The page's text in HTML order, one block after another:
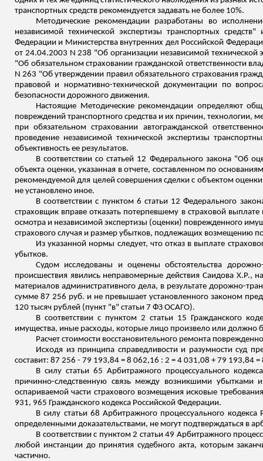
транспортных средств рекомендуется задавать не более 10%.
Методические рекомендации разработаны во
независимой технической экспертизы транспортных
Федерации и Министерства внутренних дел Российской
от 24.04.2003 N 238 "Об организации независимой технической
"Об обязательном страховании гражданской ответственности
N 263 "Об утверждении правил обязательного страхования
правовой и нормативно-технической документации по
безопасности дорожного движения.
Настоящие Методические рекомендации определяют
повреждений транспортного средства и их причин, технологии,
при обязательном страховании автогражданской
проведение независимой технической экспертизы
объективность ее результатов.
В соответствии со статьей 12 Федерального закона "Об
объекта оценки, указанная в отчете, составленном по
рекомендуемой для целей совершения сделки с объектом
не установлено иное.
В соответствии с пунктом 6 статьи 12 Федерального
страховщик вправе отказать потерпевшему в страховой
осмотра и независимой экспертизы (оценки) поврежденного
страхового случая и размер убытков, подлежащих возмещению по
Из указанной нормы следует, что отказ в выплате
убытков.
Судом исследованы и оценены обстоятельства
происшествия явились неправомерные действия СаидоваХ.Р.,
материалов административного дела, в результате дорожно-
сумме 87 256 руб. и не превышает установленного законом
120 тысяч рублей (пункт "в" статьи 7 ФЗ ОСАГО).
В соответствии с пунктом 2 статьи 15 Гражданского
имущества, иные расходы, которые лицо произвело или должно
Расчет стоимости восстановительного ремонта
Исходя из принципа справедливости и разумности суд
составит: 87 256 - 79 193,84 = 8 062,16 : 2 = 4 031,08 + 79 193,84
В силу статьи 65 Арбитражного процессуального
причинно-следственную связь между возникшими
оспариваемой части страхового возмещения исковые
931, 965 Гражданского кодекса Российской Федерации.
В силу статьи 68 Арбитражного процессуального
определенными доказательствами, не могут подтверждаться в
В соответствии с пунктом 2 статьи 49 Арбитражного
любой инстанции до принятия судебного акта, которым
частично.